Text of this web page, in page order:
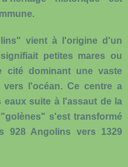
vient à l'origine d'un
petites mares ou
cité dominant une vaste
vers l'océan. Ce centre a
suite à l'assaut de la
s'est transformé
928 Angolins vers 1329